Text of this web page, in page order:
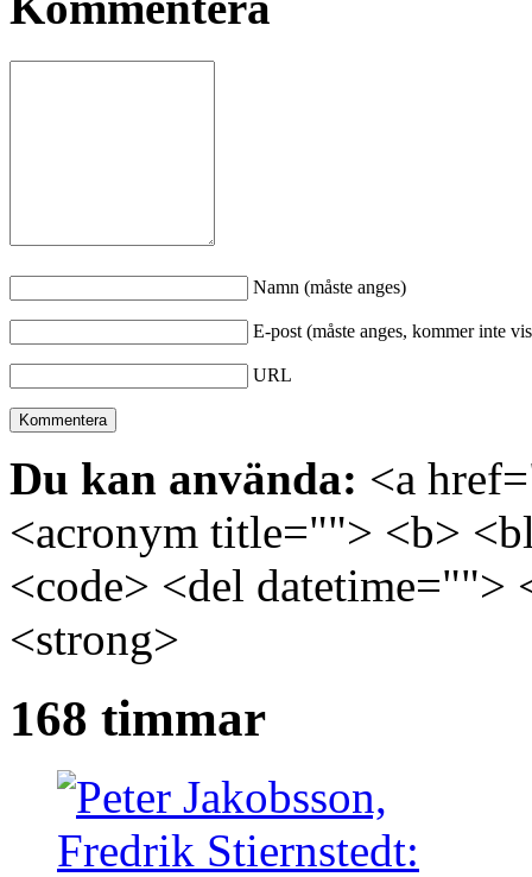
Namn (måste anges)
E-post (måste anges, kommer inte
URL
Du kan använda: <a
<acronym title=""> <b>
<code> <del
<strong>
168 timmar